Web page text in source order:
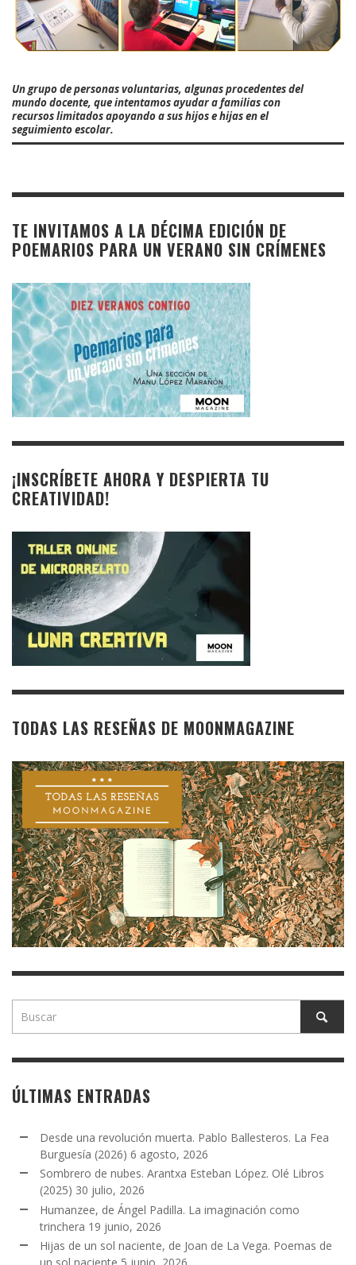
Un grupo de personas voluntarias, algunas procedentes del
mundo docente, que intentamos ayudar a familias con
recursos limitados apoyando a sus hijos e hijas en el
seguimiento escolar.
TE INVITAMOS A LA DÉCIMA EDICIÓN DE
POEMARIOS PARA UN VERANO SIN CRÍMENES
¡INSCRÍBETE AHORA Y DESPIERTA TU
CREATIVIDAD!
TODAS LAS RESEÑAS DE MOONMAGAZINE
ÚLTIMAS ENTRADAS
Desde una revolución muerta. Pablo Ballesteros. La Fea
Burguesía (2026) 6 agosto, 2026
Sombrero de nubes. Arantxa Esteban López. Olé Libros
(2025) 30 julio, 2026
Humanzee, de Ángel Padilla. La imaginación como
trinchera 19 junio, 2026
Hijas de un sol naciente, de Joan de La Vega. Poemas de